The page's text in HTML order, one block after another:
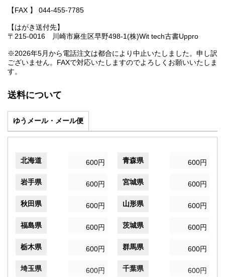
【FAX 】 044-455-7785
【はがき送付先】
〒215-0016 川崎市麻生区早野498-1(株)Wit tech古書Uppro
※2026年5月から電話注文は都合により中止いたしました。申し訳
ございません。FAXで対応いたしますのでよろしくお願いいたしま
す。
送料について
ゆうメール・メール便
北海道 600円 青森県 600円
岩手県 600円 宮城県 600円
秋田県 600円 山形県 600円
福島県 600円 茨城県 600円
栃木県 600円 群馬県 600円
埼玉県 600円 千葉県 600円